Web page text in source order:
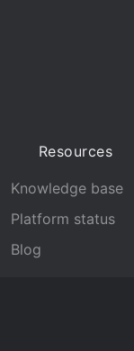
Resources
Knowledge base
Platform status
Blog